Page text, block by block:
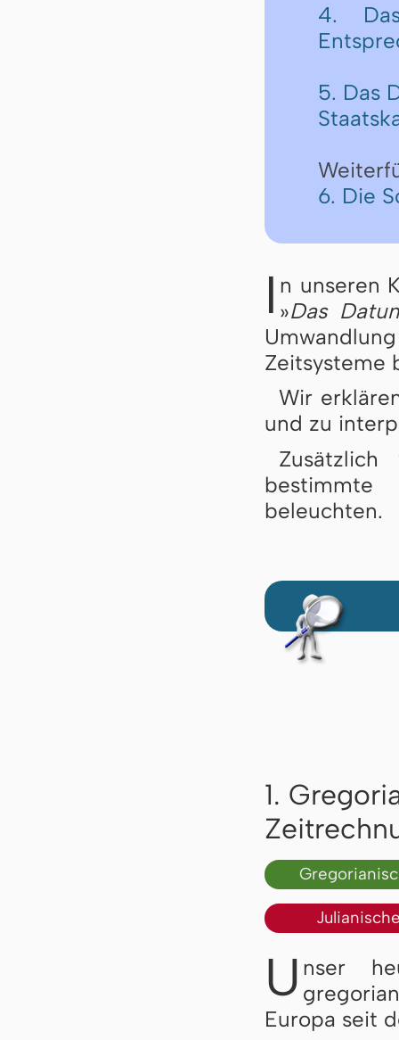
4.
5. Das
6. Die
I n unseren
»Das
Zeitsysteme
Wir
und zu
beleuchten.
1.
U nser
Europa seit